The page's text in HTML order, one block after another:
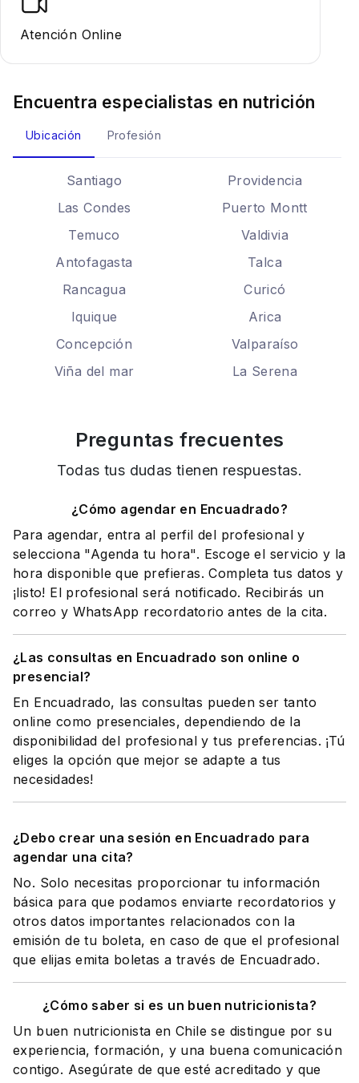
Atención Online
Encuentra especialistas en nutrición
Ubicación Profesión
Santiago
Providencia
Las Condes
Puerto Montt
Temuco
Valdivia
Antofagasta
Talca
Rancagua
Curicó
Iquique
Arica
Concepción
Valparaíso
Viña del mar
La Serena
Preguntas frecuentes
Todas tus dudas tienen respuestas.
¿Cómo agendar en Encuadrado?
Para agendar, entra al perfil del profesional y
selecciona "Agenda tu hora". Escoge el servicio y la
hora disponible que prefieras. Completa tus datos y
¡listo! El profesional será notificado. Recibirás un
correo y WhatsApp recordatorio antes de la cita.
¿Las consultas en Encuadrado son online o
presencial?
En Encuadrado, las consultas pueden ser tanto
online como presenciales, dependiendo de la
disponibilidad del profesional y tus preferencias. ¡Tú
eliges la opción que mejor se adapte a tus
necesidades!
¿Debo crear una sesión en Encuadrado para
agendar una cita?
No. Solo necesitas proporcionar tu información
básica para que podamos enviarte recordatorios y
otros datos importantes relacionados con la
emisión de tu boleta, en caso de que el profesional
que elijas emita boletas a través de Encuadrado.
¿Cómo saber si es un buen nutricionista?
Un buen nutricionista en Chile se distingue por su
experiencia, formación, y una buena comunicación
contigo. Asegúrate de que esté acreditado y que